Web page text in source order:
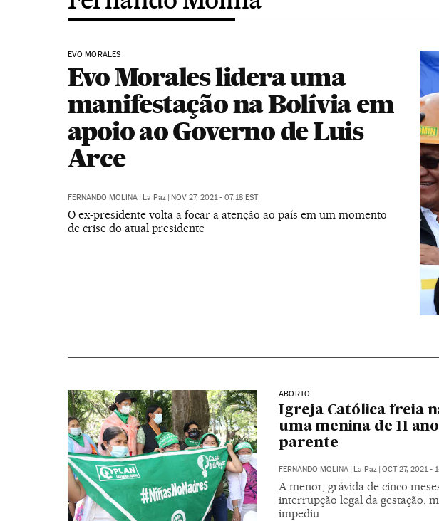
EVO MORALES
Evo Morales lidera uma
manifestação na Bolívia em
apoio ao Governo de Luis
Arce
FERNANDO MOLINA | La Paz | NOV 27, 2021 - 07:18 EST
O ex-presidente volta a focar a atenção ao país em um momento
de crise do atual presidente
ABORTO
Igreja Católica freia
uma menina de 11
parente
FERNANDO MOLINA | La Paz | OCT 27, 2021 -
A menor, grávida de cinco
interrupção legal da gestação,
impediu